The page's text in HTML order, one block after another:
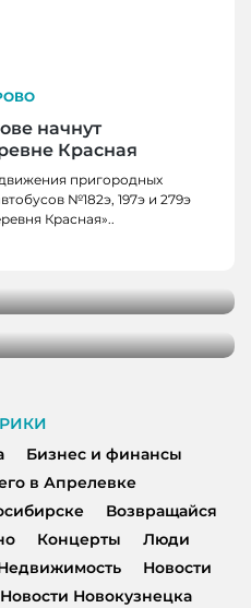
начнут
Красная
движения пригородных
№182э, 197э и 279э
Красная»..
тренеров,
Бизнес и финансы
в Апрелевке
Возвращайся
Концерты
Люди
Новости
Новости Новокузнецка